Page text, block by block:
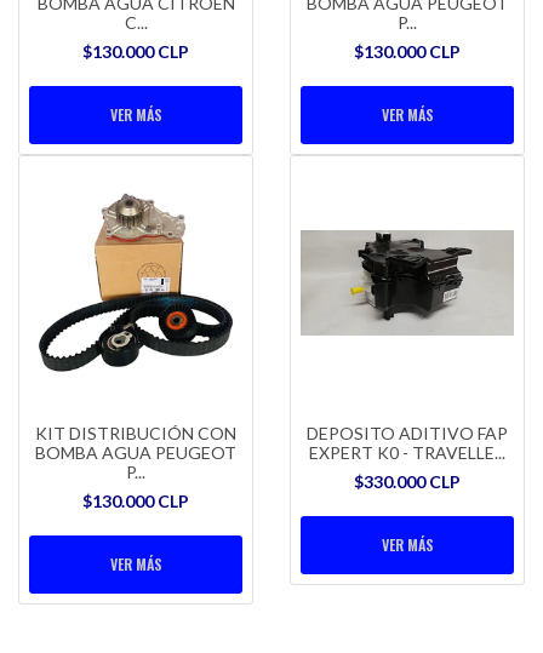
C...
$130.000 CLP
VER MÁS
P...
$130.000 CLP
VER MÁS
KIT DISTRIBUCIÓN CON
BOMBA AGUA PEUGEOT
P...
$130.000 CLP
VER MÁS
DEPOSITO ADITIVO FAP
EXPERT K0 - TRAVELLE...
$330.000 CLP
VER MÁS